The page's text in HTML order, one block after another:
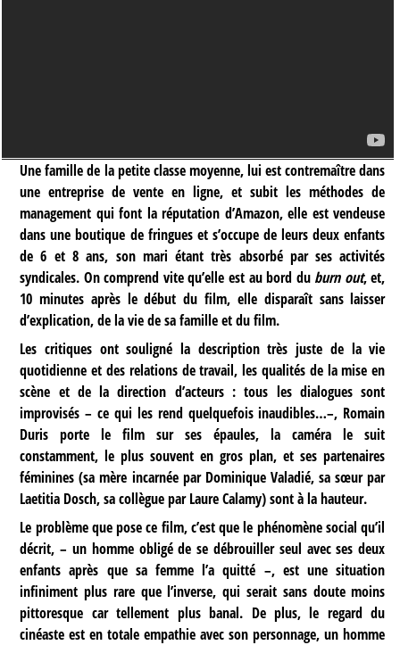
Une famille de la petite classe moyenne, lui est contremaître dans
une entreprise de vente en ligne, et subit les méthodes de
management qui font la réputation d’Amazon, elle est vendeuse
dans une boutique de fringues et s’occupe de leurs deux enfants
de 6 et 8 ans, son mari étant très absorbé par ses activités
syndicales. On comprend vite qu’elle est au bord du burn out, et,
10 minutes après le début du film, elle disparaît sans laisser
d’explication, de la vie de sa famille et du film.
Les critiques ont souligné la description très juste de la vie
quotidienne et des relations de travail, les qualités de la mise en
scène et de la direction d’acteurs : tous les dialogues sont
improvisés – ce qui les rend quelquefois inaudibles…–, Romain
Duris porte le film sur ses épaules, la caméra le suit
constamment, le plus souvent en gros plan, et ses partenaires
féminines (sa mère incarnée par Dominique Valadié, sa sœur par
Laetitia Dosch, sa collègue par Laure Calamy) sont à la hauteur.
Le problème que pose ce film, c’est que le phénomène social qu’il
décrit, – un homme obligé de se débrouiller seul avec ses deux
enfants après que sa femme l’a quitté –, est une situation
infiniment plus rare que l’inverse, qui serait sans doute moins
pittoresque car tellement plus banal. De plus, le regard du
cinéaste est en totale empathie avec son personnage, un homme